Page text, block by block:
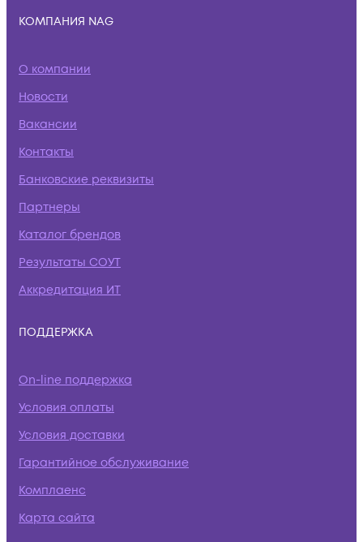
КОМПАНИЯ NAG
О компании
Новости
Вакансии
Контакты
Банковские реквизиты
Партнеры
Каталог брендов
Результаты СОУТ
Аккредитация ИТ
ПОДДЕРЖКА
On-line поддержка
Условия оплаты
Условия доставки
Гарантийное обслуживание
Комплаенс
Карта сайта